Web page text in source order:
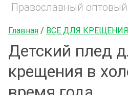
Православный
Главная / ВСЕ ДЛЯ КРЕЩЕНИЯ
Детский плед
крещения в